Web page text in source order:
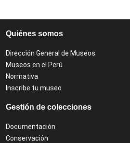
Quiénes somos
Dirección General de Museos
Museos en el Perú
Normativa
Inscribe tu museo
Gestión de colecciones
Documentación
Conservación